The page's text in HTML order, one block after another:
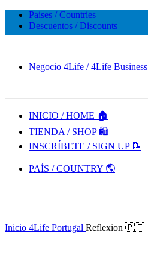
Paises / Countries
Descuentos / Discounts
Negocio 4Life / 4Life Business
INICIO / HOME 🏠
TIENDA / SHOP 🛍️
INSCRÍBETE / SIGN UP 📝
PAÍS / COUNTRY 🌎
-20%
Inicio 4Life Portugal Reflexion 🇵🇹